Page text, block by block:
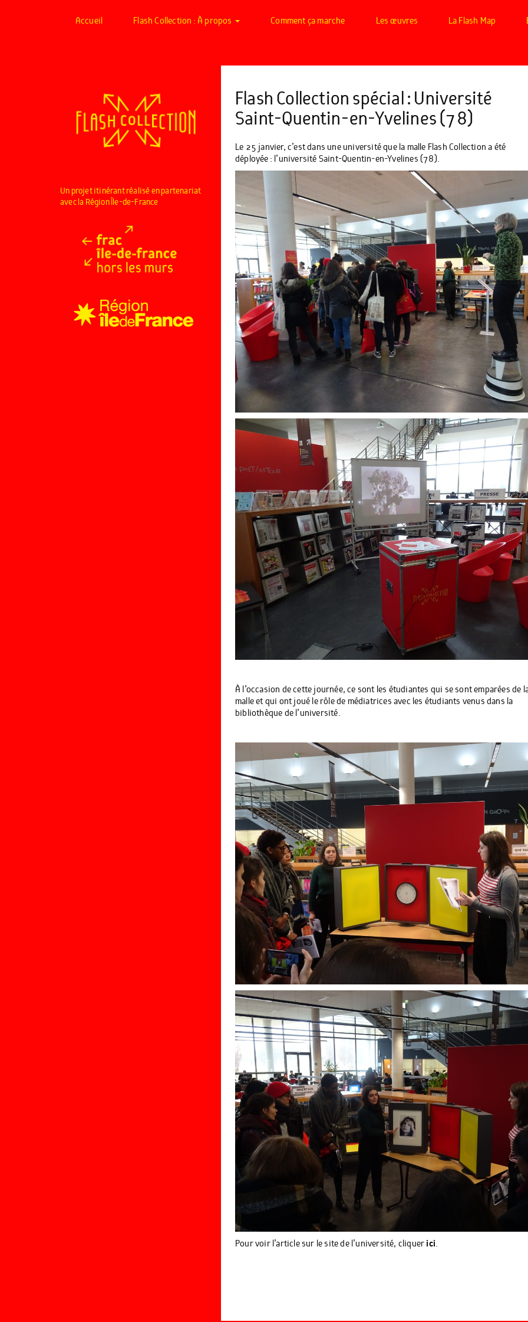
Accueil Flash Collection : À propos Comment ça marche Les œuvres La Flash Map
Flash Collection spécial : Université
Saint-Quentin-en-Yvelines (78)
Le 25 janvier, c’est dans une université que la malle Flash Collection a été
déployée : l’université Saint-Quentin-en-Yvelines (78).
À l’occasion de cette journée, ce sont les étudiantes qui se sont emparées de
malle et qui ont joué le rôle de médiatrices avec les étudiants venus dans la
bibliothèque de l’université.
Pour voir l’article sur le site de l’université, cliquer ici.
Un projet itinérant réalisé en partenariat
avec la Région Île-de-France